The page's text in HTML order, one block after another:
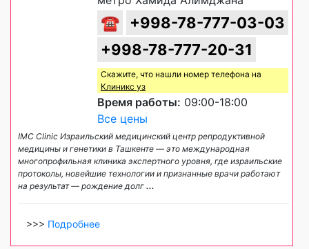
☎
+998-78-777-03-03
+998-78-777-20-31
Скажите, что нашли номер телефона на
Клиникс уз
Время работы: 09:00-18:00
Все цены
IMC Clinic Израильский медицинский центр репродуктивной
медицины и генетики в Ташкенте — это международная
многопрофильная клиника экспертного уровня, где израильские
протоколы, новейшие технологии и признанные врачи работают
на результат — рождение долг ...
>>> Подробнее